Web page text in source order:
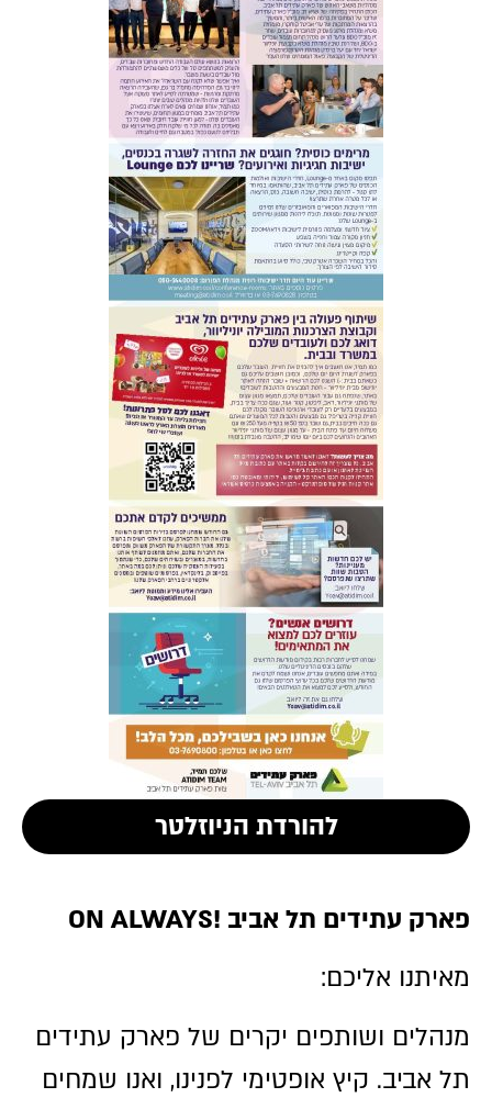
להורדת הניוזלטר
פארק עתידים תל אביב !ON ALWAYS
מאיתנו אליכם:
מנהלים ושותפים יקרים של פארק עתידים
תל אביב. קיץ אופטימי לפנינו, ואנו שמחים